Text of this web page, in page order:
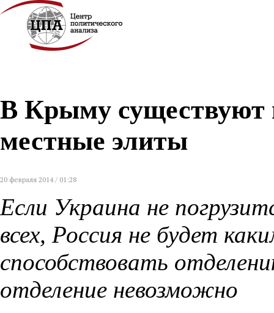
В Крыму существуют
местные элиты
20 февраля 2014 / 01:28
Если Украина не
всех, Россия не будет
способствовать
отделение невозможно